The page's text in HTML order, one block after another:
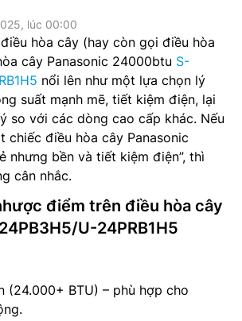
lúc 00:00
hòa cây (hay còn gọi điều hòa
cây Panasonic 24000btu S-
nổi lên như một lựa chọn lý
suất mạnh mẽ, tiết kiệm điện, lại
so với các dòng cao cấp khác. Nếu
chiếc điều hòa cây Panasonic
nhưng bền và tiết kiệm điện”, thì
cân nhắc.
điểm trên điều hòa cây
U-24PRB1H5
(24.000+ BTU) – phù hợp cho